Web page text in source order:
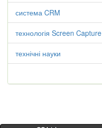
система CRM
технологія Screen Capture
технічні науки